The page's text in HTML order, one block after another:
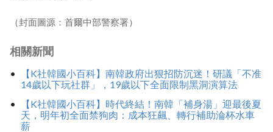
（封面圖源：首爾中部警察署）
相關新聞
【K社韓國小百科】南韓政府出狠招防沉迷！研議「不准
14歲以下玩社群」，19歲以下全面限制黑洞演算法
【K社韓國小百科】時代終結！南韓「補身湯」迎最後夏
天，明年初全面禁狗肉：成本狂飆、轉行補助淪杯水車
薪